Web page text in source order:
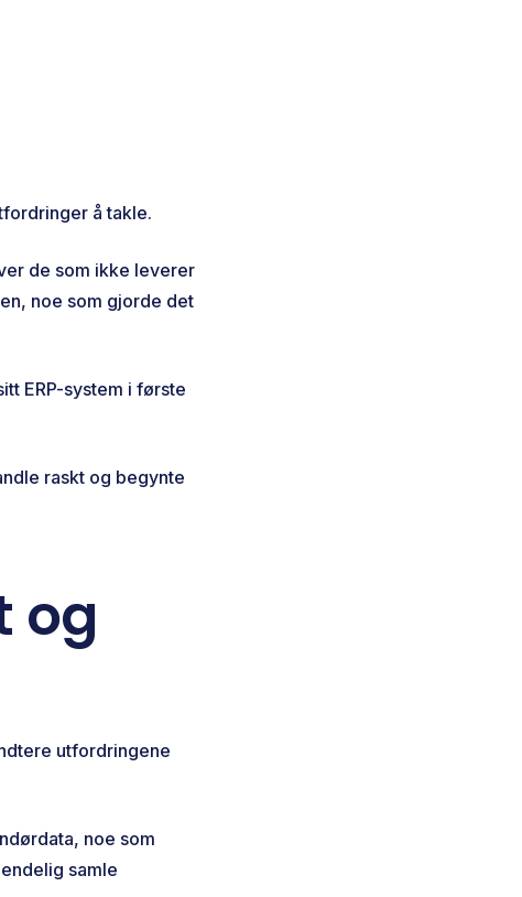
å takle.
de som ikke leverer
noe som gjorde det
ERP-system i første
raskt og begynte
og
utfordringene
noe som
samle